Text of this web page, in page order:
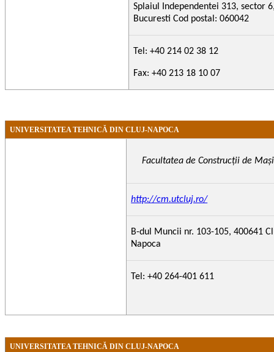
Splaiul Independentei 313, sector
Bucuresti Cod postal: 060042
Tel: +40 214 02 38 12
Fax: +40 213 18 10 07
UNIVERSITATEA TEHNICĂ DIN CLUJ-NAPOCA
Facultatea de Construcţii de
http://cm.utcluj.ro/
B-dul Muncii nr. 103-105, 400641
Napoca
Tel: +40 264-401 611
UNIVERSITATEA TEHNICĂ DIN CLUJ-NAPOCA